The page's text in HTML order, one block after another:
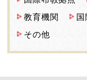
教育機関
国
その他